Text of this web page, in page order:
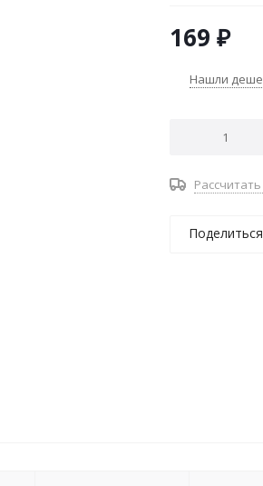
169 ₽
Нашли
Поделиться